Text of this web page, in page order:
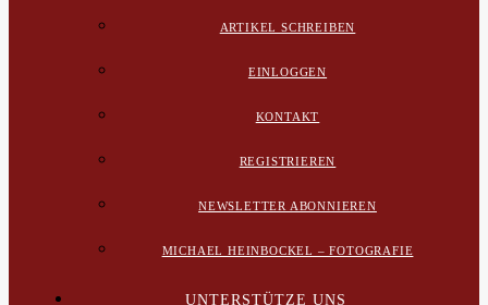
ARTIKEL SCHREIBEN
EINLOGGEN
KONTAKT
REGISTRIEREN
NEWSLETTER ABONNIEREN
MICHAEL HEINBOCKEL – FOTOGRAFIE
UNTERSTÜTZE UNS